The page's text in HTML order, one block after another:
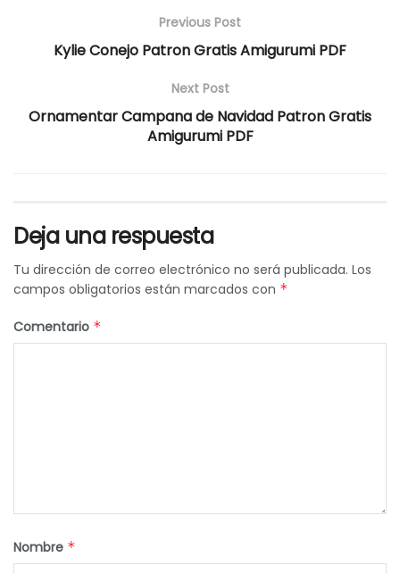
Previous Post
Kylie Conejo Patron Gratis Amigurumi PDF
Next Post
Ornamentar Campana de Navidad Patron Gratis
Amigurumi PDF
Deja una respuesta
Tu dirección de correo electrónico no será publicada. Los
campos obligatorios están marcados con *
Comentario *
Nombre *